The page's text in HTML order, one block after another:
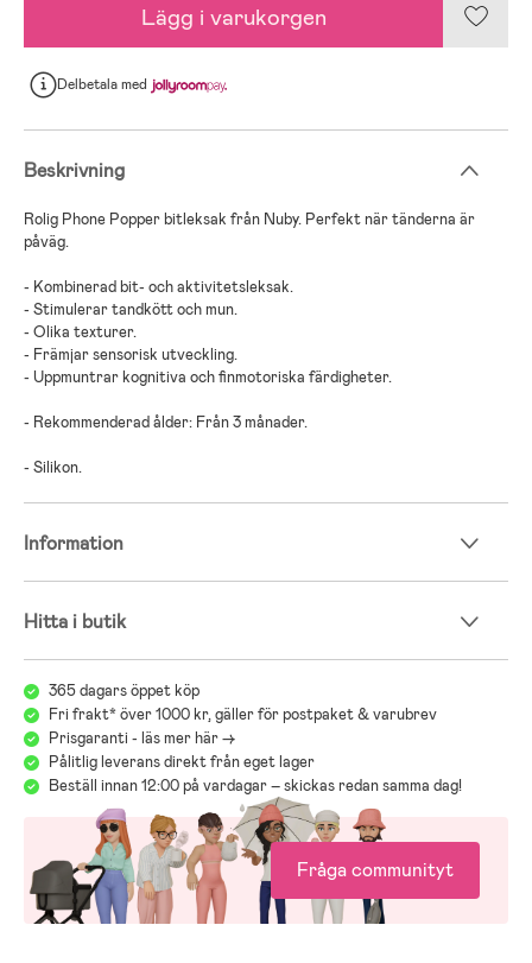
Lägg i varukorgen
Delbetalamed
Beskrivning
Rolig Phone Popper bitleksak från Nuby. Perfekt när tänderna är
påväg.
- Kombinerad bit- och aktivitetsleksak.
- Stimulerar tandkött och mun.
- Olika texturer.
- Främjar sensorisk utveckling.
- Uppmuntrar kognitiva och finmotoriska färdigheter.
- Rekommenderad ålder: Från 3 månader.
- Silikon.
Information
Hitta i butik
365 dagars öppet köp
Fri frakt* över 1000 kr, gäller för postpaket & varubrev
Prisgaranti - läs mer här ->
Pålitlig leverans direkt från eget lager
Beställ innan 12:00 på vardagar – skickas redan samma dag!
Fråga communityt